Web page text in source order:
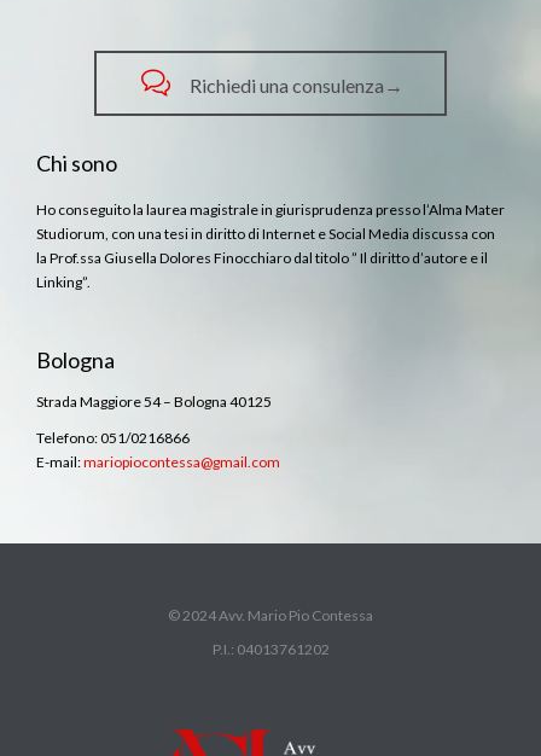
 Richiedi una consulenza→
Chi sono
Ho conseguito la laurea magistrale in giurisprudenza presso l’Alma Mater
Studiorum, con una tesi in diritto di Internet e Social Media discussa con
la Prof.ssa Giusella Dolores Finocchiaro dal titolo ” Il diritto d’autore e il
Linking”.
Bologna
Strada Maggiore 54 – Bologna 40125
Telefono: 051/0216866
E-mail:mariopiocontessa@gmail.com
© 2024 Avv. Mario Pio Contessa
P.I.: 04013761202